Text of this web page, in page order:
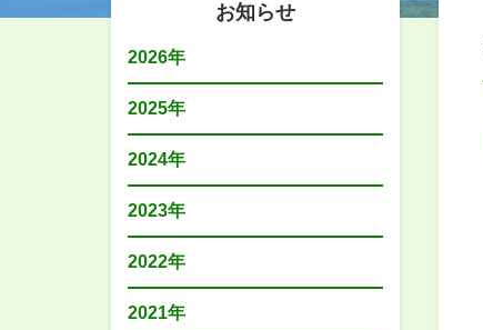
お知らせ
2026年
2025年
2024年
2023年
2022年
2021年